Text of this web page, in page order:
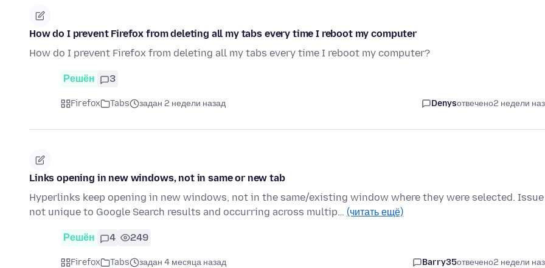
How do I prevent Firefox from deleting all my tabs every time I reboot my computer
How do I prevent Firefox from deleting all my tabs every time I reboot my computer?
Решён 3
Firefox Tabs задан 2 недели назад Denysотвечено2 недели
Links opening in new windows, not in same or new tab
Hyperlinks keep opening in new windows, not in the same/existing window where they were selected.
not unique to Google Search results and occurring across multip… (читать ещё)
Решён 4 249
Firefox Tabs задан 4 месяца назад Barry35отвечено2 недели